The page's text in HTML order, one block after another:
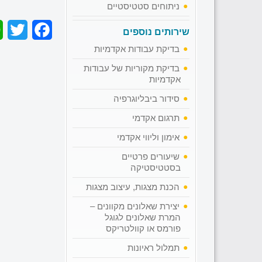
ניתוחים סטטיסטיים
שירותים נוספים
בדיקת עבודות אקדמיות
בדיקת מקוריות של עבודות
אקדמיות
סידור ביבליוגרפיה
תרגום אקדמי
אימון וליווי אקדמי
שיעורים פרטיים
בסטטיסטיקה
הכנת מצגות, עיצוב מצגות
יצירת שאלונים מקוונים –
המרת שאלונים לגוגל
פורמס או קוולטריקס
תמלול ראיונות